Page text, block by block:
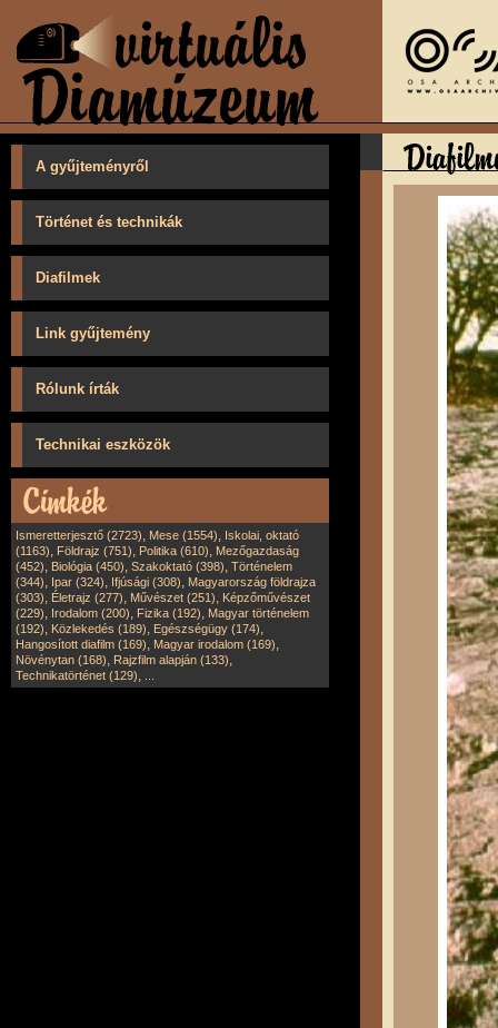
A gyűjteményről
Történet és technikák
Diafilmek
Link gyűjtemény
Rólunk írták
Technikai eszközök
Ismeretterjesztő (2723), Mese (1554), Iskolai, oktató
(1163), Földrajz (751), Politika (610), Mezőgazdaság
(452), Biológia (450), Szakoktató (398), Történelem
(344), Ipar (324), Ifjúsági (308), Magyarország földrajza
(303), Életrajz (277), Művészet (251), Képzőművészet
(229), Irodalom (200), Fizika (192), Magyar történelem
(192), Közlekedés (189), Egészségügy (174),
Hangosított diafilm (169), Magyar irodalom (169),
Növénytan (168), Rajzfilm alapján (133),
Technikatörténet (129),